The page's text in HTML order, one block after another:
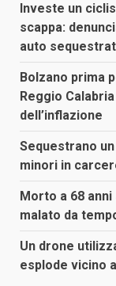
Investe un
scappa:
auto
Bolzano prima
Reggio
dell’inflazione
Sequestrano
minori in
Morto a 68
malato da
Un drone
esplode vicino